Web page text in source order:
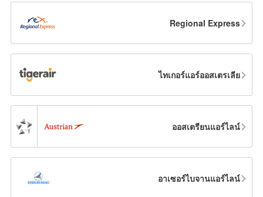
Regional Express
ไทเกอร์แอร์ออสเตรเลีย
ออสเตรียนแอร์ไลน์
อาเซอร์ไบจานแอร์ไลน์